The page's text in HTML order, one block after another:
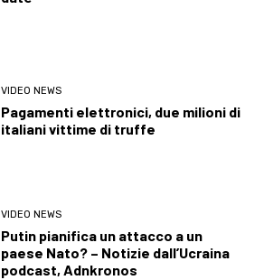
VIDEO NEWS
Pagamenti elettronici, due milioni di
italiani vittime di truffe
VIDEO NEWS
Putin pianifica un attacco a un
paese Nato? – Notizie dall’Ucraina
podcast, Adnkronos